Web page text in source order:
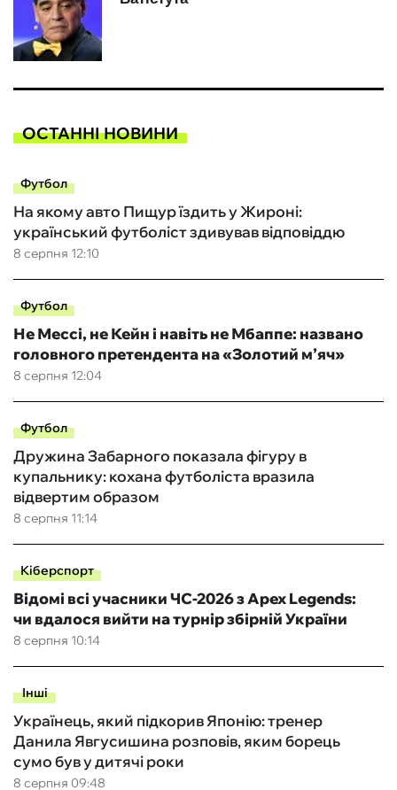
ОСТАННІ НОВИНИ
Футбол
8 серпня 12:10
На якому авто Пищур їздить у Жироні:
український футболіст здивував відповіддю
Футбол
8 серпня 12:04
Не Мессі, не Кейн і навіть не Мбаппе: названо
головного претендента на «Золотий м’яч»
Футбол
8 серпня 11:14
Дружина Забарного показала фігуру в
купальнику: кохана футболіста вразила
відвертим образом
Кіберспорт
8 серпня 10:14
Відомі всі учасники ЧС-2026 з Apex Legends:
чи вдалося вийти на турнір збірній України
Інші
8 серпня 09:48
Українець, який підкорив Японію: тренер
Данила Явгусишина розповів, яким борець
сумо був у дитячі роки